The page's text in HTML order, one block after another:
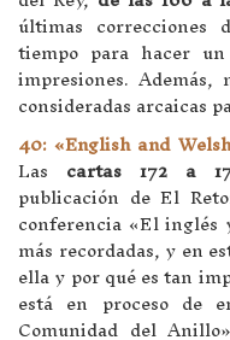
últimas
tiempo para hacer
impresiones.
consideradas arcaicas
40: «English and
Las cartas 172 a
publicación de El
conferencia «El inglés
más recordadas, y en
ella y por qué es tan
está en proceso de
Comunidad del